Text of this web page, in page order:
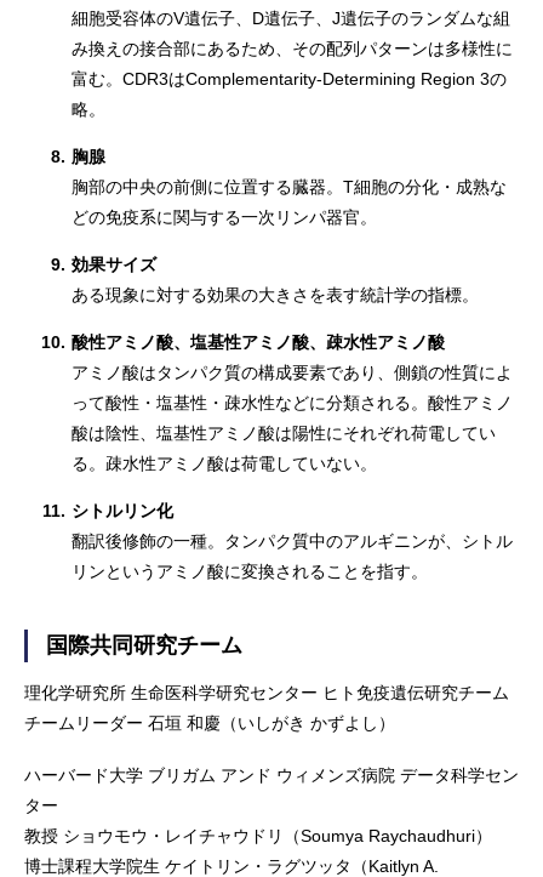
細胞受容体のV遺伝子、D遺伝子、J遺伝子のランダムな組
み換えの接合部にあるため、その配列パターンは多様性に
富む。CDR3はComplementarity-Determining Region 3の
略。
8. 胸腺
胸部の中央の前側に位置する臓器。T細胞の分化・成熟な
どの免疫系に関与する一次リンパ器官。
9. 効果サイズ
ある現象に対する効果の大きさを表す統計学の指標。
10. 酸性アミノ酸、塩基性アミノ酸、疎水性アミノ酸
アミノ酸はタンパク質の構成要素であり、側鎖の性質によ
って酸性・塩基性・疎水性などに分類される。酸性アミノ
酸は陰性、塩基性アミノ酸は陽性にそれぞれ荷電してい
る。疎水性アミノ酸は荷電していない。
11. シトルリン化
翻訳後修飾の一種。タンパク質中のアルギニンが、シトル
リンというアミノ酸に変換されることを指す。
国際共同研究チーム
理化学研究所 生命医科学研究センター ヒト免疫遺伝研究チーム
チームリーダー 石垣 和慶（いしがき かずよし）
ハーバード大学 ブリガム アンド ウィメンズ病院 データ科学セン
ター
教授 ショウモウ・レイチャウドリ（Soumya Raychaudhuri）
博士課程大学院生 ケイトリン・ラグツッタ（Kaitlyn A.